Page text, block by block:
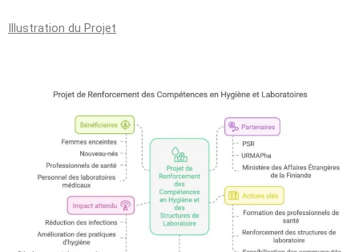
Illustration du Projet